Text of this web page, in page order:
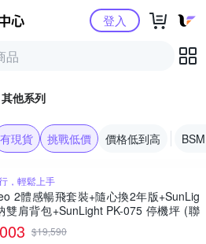
Yahoo購物中心登入
他系列
有現貨 挑戰低價 價格低到高
，輕鬆上手
2體感暢飛套裝+隨心換2年版+SunLig
雙肩背包+SunLight PK-075 停機坪 (聯
貨)
$19,590